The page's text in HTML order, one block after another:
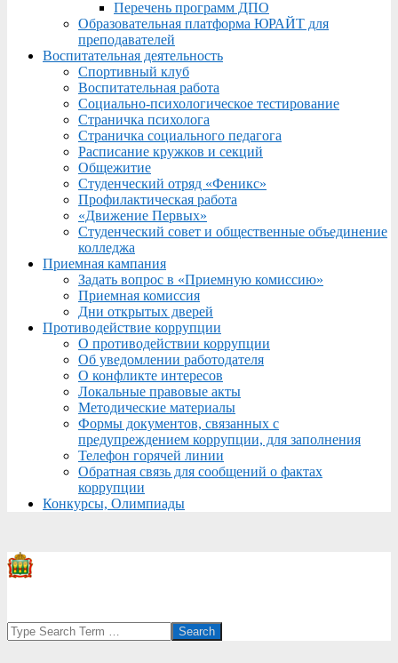
Перечень программ ДПО
Образовательная платформа ЮРАЙТ для
преподавателей
Воспитательная деятельность
Спортивный клуб
Воспитательная работа
Социально-психологическое тестирование
Страничка психолога
Страничка социального педагога
Расписание кружков и секций
Общежитие
Студенческий отряд «Феникс»
Профилактическая работа
«Движение Первых»
Студенческий совет и общественные объединение
колледжа
Приемная кампания
Задать вопрос в «Приемную комиссию»
Приемная комиссия
Дни открытых дверей
Противодействие коррупции
О противодействии коррупции
Об уведомлении работодателя
О конфликте интересов
Локальные правовые акты
Методические материалы
Формы документов, связанных с
предупреждением коррупции, для заполнения
Телефон горячей линии
Обратная связь для сообщений о фактах
коррупции
Конкурсы, Олимпиады
Search